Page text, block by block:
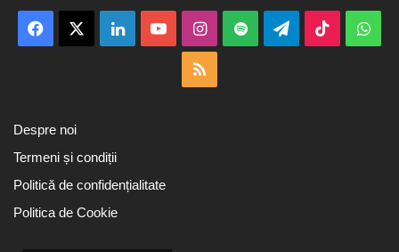
Facebook LinkedInYouTubeInstagram
Spotify TelegramTikTok
Despre noi
Termeni și condiții
Politică de confidențialitate
Politica de Cookie